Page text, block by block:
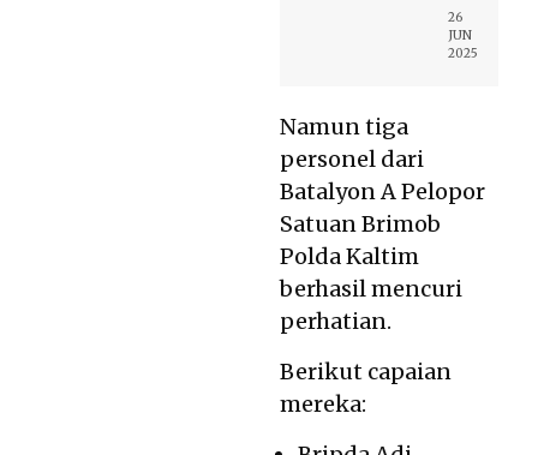
26
JUN
2025
Namun tiga
personel dari
Batalyon A Pelopor
Satuan Brimob
Polda Kaltim
berhasil mencuri
perhatian.
Berikut capaian
mereka: